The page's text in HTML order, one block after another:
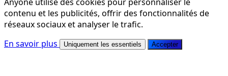
contenu et les publicités, offrir des fonctionnalités de
réseaux sociaux et analyser le trafic.
En savoir plus
Uniquement les essentiels Accepter